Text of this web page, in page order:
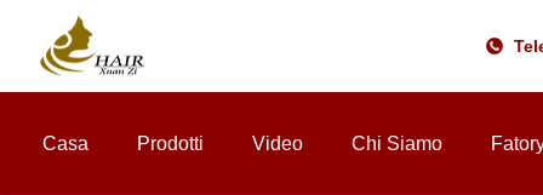
Casa Prodotti Video Chi Siamo